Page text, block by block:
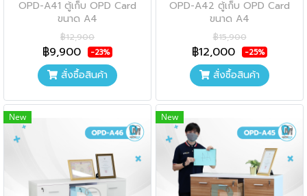
OPD-A41 ตู้เก็บ OPD Card
ขนาด A4
฿12,900
฿9,900 -23%
สั่งซื้อสินค้า
OPD-A42 ตู้เก็บ OPD Card
ขนาด A4
฿15,900
฿12,000 -25%
สั่งซื้อสินค้า
New New